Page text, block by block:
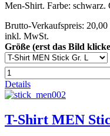
Men-Shirt. Farbe:
Brutto-Verkaufspreis: 20,00
inkl. MwSt.
Größe (erst das Bild
Details
T-Shirt MEN